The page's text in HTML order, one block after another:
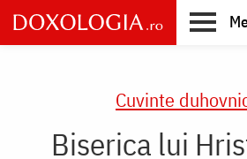
Skip
to
main
Cuvinte
Biserica lui